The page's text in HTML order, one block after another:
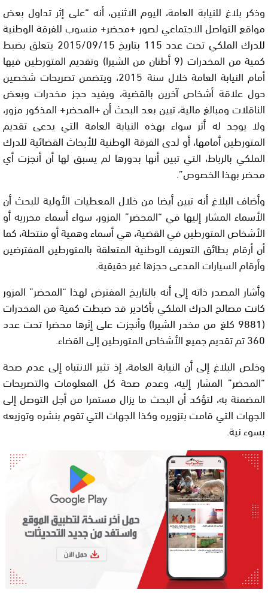
وذكر بلاغ للنيابة العامة، اليوم الاثنين، أنه “على إثر تداول بعض
مواقع التواصل الاجتماعي لصور +محضر+ منسوب للفرقة الوطنية
للدرك الملكي تحت عدد 115 بتاريخ 2015/09/15 يتعلق بضبط
كمية من المخدرات (9 أطنان من الشيرا) وتقديم المتورطين فيها
أمام النيابة العامة خلال سنة 2015، ويتضمن تصريحات شخصين
حول علاقة أشخاص آخرين بالقضية، ويفيد حجز مخدرات وبعض
الناقلات ومبالغ مالية، تبين بعد البحث أن +المحضر+ المذكور مزور،
ولا يوجد له أثر سواء بهذه النيابة العامة التي يدعى تقديم
المتورطين أمامها، أو لدى الفرقة الوطنية للأبحاث القضائية للدرك
الملكي بالرباط، التي تبين أنها بدورها لم يسبق لها أن أنجزت أي
محضر بهذا الخصوص”.
وأضاف البلاغ أنه تبين أيضا من خلال المعطيات الأولية للبحث أن
الأسماء المشار إليها في “المحضر” المزور، سواء أسماء محرريه أو
الأشخاص المتورطين في القضية، هي أسماء وهمية أو منتحلة، كما
أن أرقام بطائق التعريف الوطنية المتعلقة بالمتورطين المفترضين
وأرقام السيارات المدعى حجزها غير حقيقية.
وأشار المصدر ذاته إلى أنه بالتاريخ المفترض لهذا “المحضر” المزور
كانت مصالح الدرك الملكي بأكادير قد ضبطت كمية من المخدرات
(9881 كلغ من مخدر الشيرا) وأنجزت على إثرها محضرا تحت عدد
360 تم تقديم جميع الأشخاص المتورطين إلى القضاء.
وخلص البلاغ إلى أن النيابة العامة، إذ تثير الانتباه إلى عدم صحة
“المحضر” المشار إليه، وعدم صحة كل المعلومات والتصريحات
المضمنة به، لتؤكد أن البحث ما يزال مستمرا من أجل التوصل إلى
الجهات التي قامت بتزويره وكذا الجهات التي تقوم بنشره وتوزيعه
بسوء نية.